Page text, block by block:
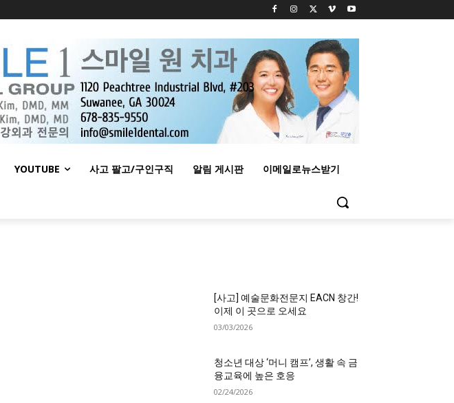
YOUTUBE 사고 팔고/구인구직 알림 게시판 이메일로뉴스받기
[사고] 예술문화전문지 EACN 창간!
이제 이 곳으로 오세요
03/03/2026
청소년 대상 ‘머니 캠프’, 생활 속 금
융교육에 높은 호응
02/24/2026